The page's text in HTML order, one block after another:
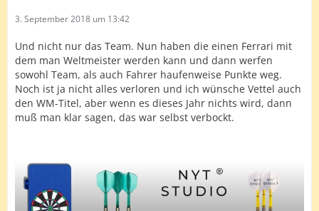
3. September 2018 um 13:42
Und nicht nur das Team. Nun haben die einen Ferrari mit
dem man Weltmeister werden kann und dann werfen
sowohl Team, als auch Fahrer haufenweise Punkte weg.
Noch ist ja nicht alles verloren und ich wünsche Vettel auch
den WM-Titel, aber wenn es dieses Jahr nichts wird, dann
muß man klar sagen, das war selbst verbockt.